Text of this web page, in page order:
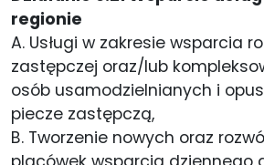
regionie
A. Usługi w zakresie wsparcia
zastępczej oraz/lub
osób usamodzielnianych i
piecze zastępczą,
B. Tworzenie nowych oraz